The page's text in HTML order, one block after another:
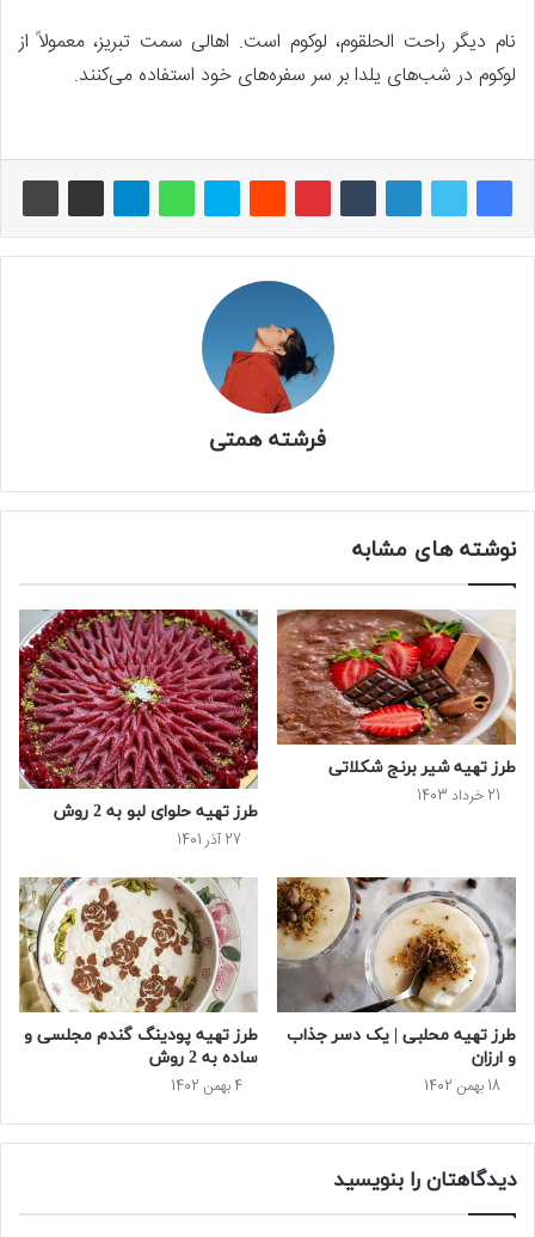
نام دیگر راحت الحلقوم، لوکوم است. اهالی سمت تبریز، معمولاً از
لوکوم در شب‌های یلدا بر سر سفره‌های خود استفاده می‌کنند.
فرشته همتی
نوشته های مشابه
طرز تهیه شیر برنج شکلاتی
21 خرداد 1403
طرز تهیه حلوای لبو به 2 روش
27 آذر 1401
طرز تهیه محلبی | یک دسر جذاب
و ارزان
18 بهمن 1402
طرز تهیه پودینگ گندم مجلسی و
ساده به 2 روش
4 بهمن 1402
دیدگاهتان را بنویسید